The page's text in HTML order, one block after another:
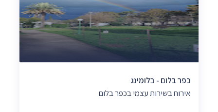
כפר בלום - בלומינג
אירוח בשירות עצמי בכפר בלום